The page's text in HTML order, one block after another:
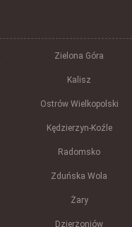
Zielona Góra
Kalisz
Ostrów Wielkopolski
Kędzierzyn-Koźle
Radomsko
Zduńska Wola
Żary
Dzierżoniów